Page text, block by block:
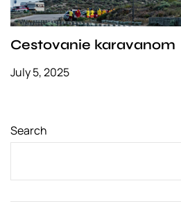
Cestovanie karavanom
July 5, 2025
Search